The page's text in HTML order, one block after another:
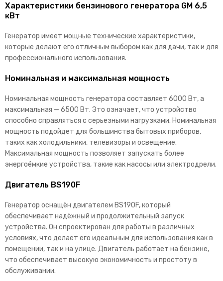
Характеристики бензинового генератора GM 6,5
кВт
Генератор имеет мощные технические характеристики,
которые делают его отличным выбором как для дачи, так и для
профессионального использования.
Номинальная и максимальная мощность
Номинальная мощность генератора составляет 6000 Вт, а
максимальная — 6500 Вт. Это означает, что устройство
способно справляться с серьезными нагрузками. Номинальная
мощность подойдет для большинства бытовых приборов,
таких как холодильники, телевизоры и освещение.
Максимальная мощность позволяет запускать более
энергоёмкие устройства, такие как насосы или электродрели.
Двигатель BS190F
Генератор оснащён двигателем BS190F, который
обеспечивает надёжный и продолжительный запуск
устройства. Он спроектирован для работы в различных
условиях, что делает его идеальным для использования как в
помещении, так и на улице. Двигатель работает на бензине,
что обеспечивает высокую экономичность и простоту в
обслуживании.